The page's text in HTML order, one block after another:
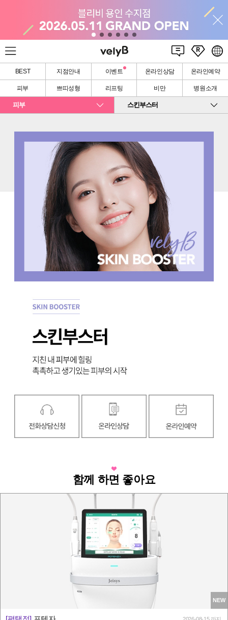
BEST 지점안내 이벤트 온라인상담 온라인예약
피부 쁘띠성형 리프팅 비만 병원소개
피부 스킨부스터
함께 하면 좋아요
NEW